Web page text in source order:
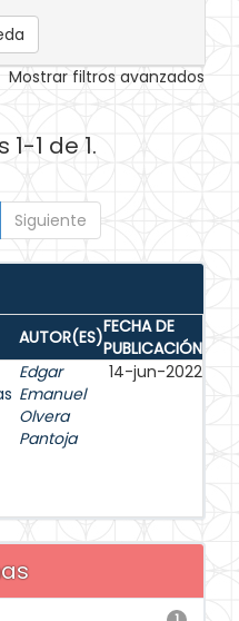
Mostrar filtros avanzados
1 de 1.
Siguiente
AUTOR(ES)FECHA DE
PUBLICACIÓN
Edgar
Emanuel
Olvera
Pantoja
14-jun-2022